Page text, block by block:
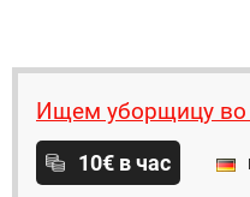
Ищем уборщицу во
10€ в час